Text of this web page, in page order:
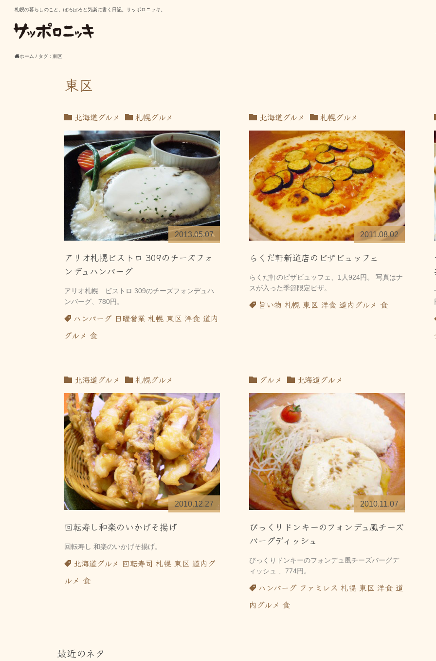
札幌の暮らしのこと。ぽろぽろと気楽に書く日記。サッポロニッキ。
ホーム / タグ : 東区
東区
北海道グルメ 札幌グルメ
2013.05.07
アリオ札幌ビストロ 309のチーズフォ
ンデュハンバーグ
アリオ札幌 ビストロ 309のチーズフォンデュハ
ンバーグ、780円。
ハンバーグ 日曜営業 札幌 東区 洋食 道内
グルメ 食
北海道グルメ 札幌グルメ
2011.08.02
らくだ軒新道店のピザビュッフェ
らくだ軒のピザビュッフェ、1人924円。 写真はナ
スが入った季節限定ピザ。
旨い物 札幌 東区 洋食 道内グルメ 食
北海道グルメ 札幌グルメ
2010.12.27
回転寿し和楽のいかげそ揚げ
回転寿し 和楽のいかげそ揚げ。
北海道グルメ 回転寿司 札幌 東区 道内グ
ルメ 食
グルメ 北海道グルメ
2010.11.07
びっくりドンキーのフォンデュ風チーズ
バーグディッシュ
びっくりドンキーのフォンデュ風チーズバーグデ
ィッシュ 、774円。
ハンバーグ ファミレス 札幌 東区 洋食 道
内グルメ 食
最近のネタ